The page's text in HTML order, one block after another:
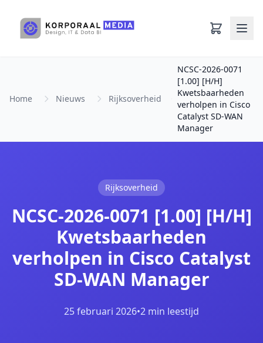
Home Nieuws Rijksoverheid
NCSC-2026-0071
[1.00] [H/H]
Kwetsbaarheden
verholpen in Cisco
Catalyst SD-WAN
Manager
Rijksoverheid
NCSC-2026-0071 [1.00] [H/H]
Kwetsbaarheden
verholpen in Cisco Catalyst
SD-WAN Manager
25 februari 2026•2 min leestijd